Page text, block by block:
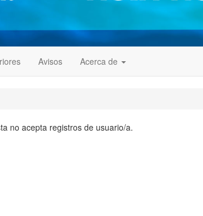
Avisos Acerca de
no acepta registros de usuario/a.